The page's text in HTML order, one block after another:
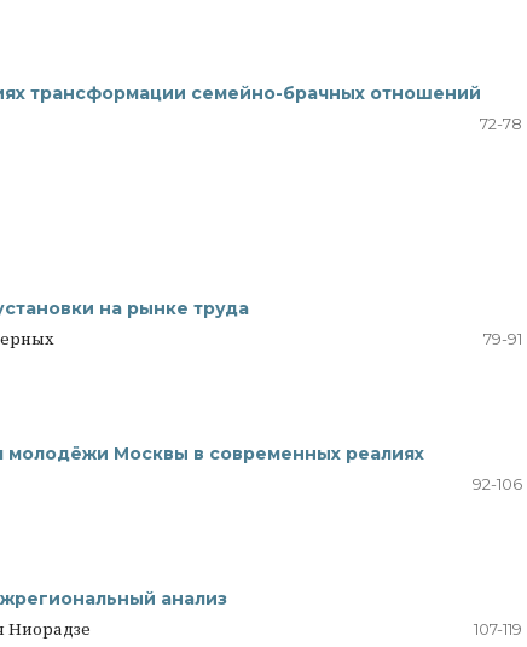
трансформации семейно-брачных отношений
72-78
на рынке труда
79-91
Москвы в современных реалиях
92-106
анализ
Ниорадзе
107-119